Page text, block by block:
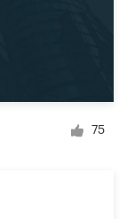
75